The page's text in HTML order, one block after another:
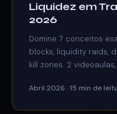
Liquidez em
2026
Domine 7 conceitos
blocks, liquidity raids,
kill zones. 2
Abril 2026 · 15 min de